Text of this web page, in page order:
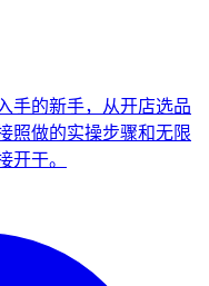
手的新手，从开店选品
照做的实操步骤和无限
开干。